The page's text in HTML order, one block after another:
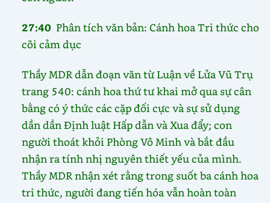
27:40Phân tích văn bản: Cánh hoa Tri thức cho
cõi cảm dục
Thầy MDR dẫn đoạn văn từ Luận về Lửa Vũ Trụ
trang 540: cánh hoa thứ tư khai mở qua sự cân
bằng có ý thức các cặp đối cực và sự sử dụng
dần dần Định luật Hấp dẫn và Xua đẩy; con
người thoát khỏi Phòng Vô Minh và bắt đầu
nhận ra tính nhị nguyên thiết yếu của mình.
Thầy MDR nhận xét rằng trong suốt ba cánh hoa
tri thức, người đang tiến hóa vẫn hoàn toàn